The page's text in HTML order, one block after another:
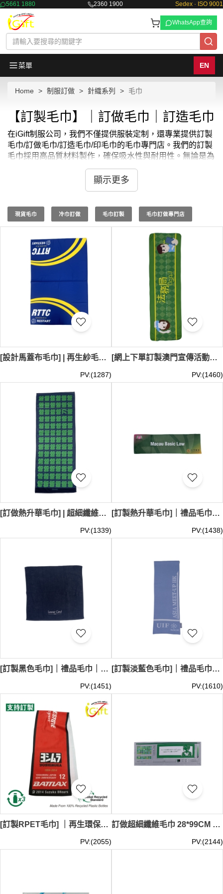
5661 1880 2360 1900 Sedex · ISO 9001
WhatsApp查詢
菜單 EN
Home 制服訂做 針織系列 毛巾
【訂製毛巾】｜訂做毛巾｜訂造毛巾
在iGift制服公司，我們不僅提供服裝定制，還專業提供訂製
毛巾/訂做毛巾/訂造毛巾/印毛巾的毛巾專門店。我們的訂製
毛巾採用高品質材料製作，確保吸水性與耐用性。無論是為
家庭使用、商業場所或是作為促銷禮品，我們的訂製毛巾都
我們提供多種訂製毛巾的選擇，包括不同的尺寸、顏色和織
每條訂製毛巾都經過精心設計和製作，以符合客戶的特定要
求。
選擇iGift的訂製毛巧，不僅能提升品牌形象，還能給使用者
帶來舒適的體驗。立即聯繫我們，開始您的訂製毛巾計劃，
讓我們幫助您打造專屬的高品質毛巾。毛巾最少訂購量 -
MOQ: 超細纖維熱昇華: 1條 / 純棉料+繡花: 100條 / 純棉活性
, 視乎數量而定。
顯示更多
現貨毛巾 冷巾訂做 毛巾訂製 毛巾訂做專門店
[設計馬蓋布毛巾] | 再生紗毛巾 | 白色,單面用熱升華印刷 | 32”闊 x 48”高 | 加馬布中間摺疊線 | A275
PV:(1287)
[網上下單訂製澳門宣傳活動毛巾] | 答辯活動毛巾 | 法務局 | 超細纖維毛巾 A270
PV:(1460)
[訂做熱升華毛巾] | 超細纖維毛巾 | Parties毛巾 | 毛巾制服公司 | 100%T A269
PV:(1339)
[訂製熱升華毛巾]｜禮品毛巾｜團體毛巾訂製｜毛巾供應商｜Macau basic law｜100%滌｜A268
PV:(1438)
[訂製黑色毛巾]｜禮品毛巾｜團體毛巾訂製｜毛巾供應商｜LeonorGreyl｜家居、沙龍、美容或旅遊、品牌贈送禮品｜A267
PV:(1451)
[訂製淡藍色毛巾]｜禮品毛巾｜團體毛巾訂製｜毛巾供應商｜香港浸會大學｜A266
PV:(1610)
[訂製RPET毛巾] ｜再生環保毛巾設計 ｜團體訂製禮品毛巾 A251
PV:(2055)
訂做超細纖維毛巾 28*99CM 熱升華毛巾 100%polyester 納米毛巾 動漫圖案 A250
PV:(2144)